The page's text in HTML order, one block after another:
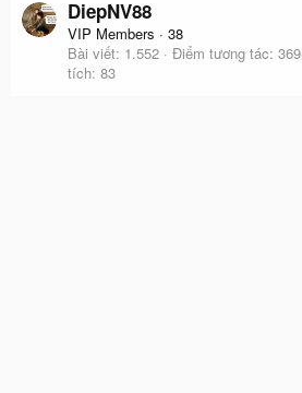
DiepNV88
VIP Members · 38
Bài viết 1.552 Điểm tương tác 369
tích 83